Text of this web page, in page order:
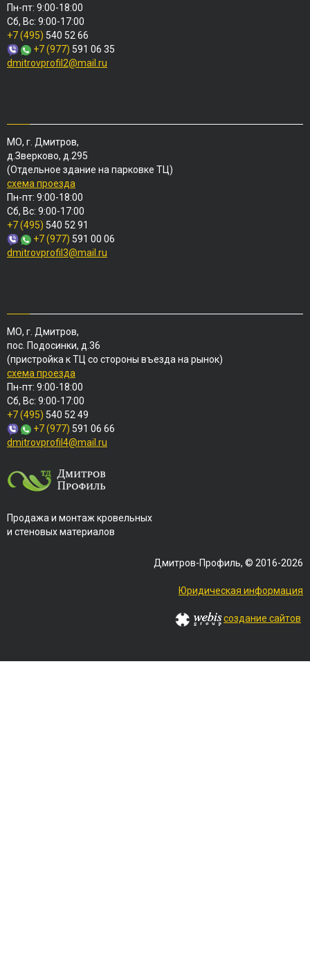
Пн-пт: 9:00-18:00
Сб, Вс: 9:00-17:00
+7 (495) 540 52 66
+7 (977) 591 06 35
dmitrovprofil2@mail.ru
МО, г. Дмитров,
д.Зверково, д.295
(Отдельное здание на парковке ТЦ)
схема проезда
Пн-пт: 9:00-18:00
Сб, Вс: 9:00-17:00
+7 (495) 540 52 91
+7 (977) 591 00 06
dmitrovprofil3@mail.ru
МО, г. Дмитров,
пос. Подосинки, д.36
(пристройка к ТЦ со стороны въезда на рынок)
схема проезда
Пн-пт: 9:00-18:00
Сб, Вс: 9:00-17:00
+7 (495) 540 52 49
+7 (977) 591 06 66
dmitrovprofil4@mail.ru
Продажа и монтаж кровельных
и стеновых материалов
Дмитров-Профиль, © 2016-2026
Юридическая информация
создание сайтов